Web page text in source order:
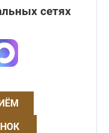
сетях